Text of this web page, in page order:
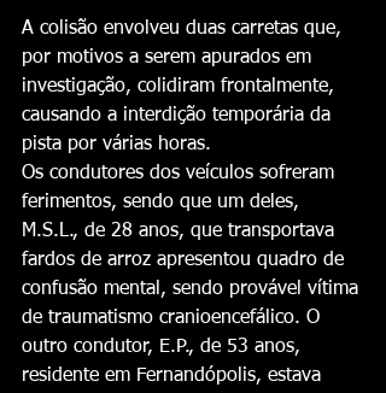
A colisão envolveu duas carretas que,
por motivos a serem apurados em
investigação, colidiram frontalmente,
causando a interdição temporária da
pista por várias horas.
Os condutores dos veículos sofreram
ferimentos, sendo que um deles,
M.S.L., de 28 anos, que transportava
fardos de arroz apresentou quadro de
confusão mental, sendo provável vítima
de traumatismo cranioencefálico. O
outro condutor, E.P., de 53 anos,
residente em Fernandópolis, estava